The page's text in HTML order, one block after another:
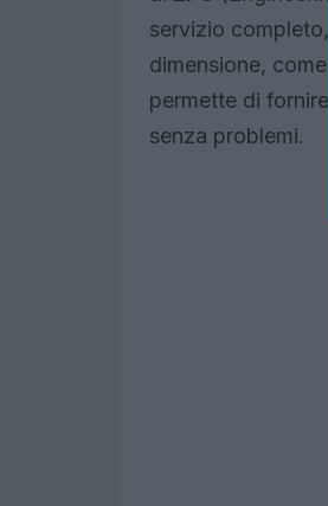
servizio
dimensione, come
permette di
senza problemi.